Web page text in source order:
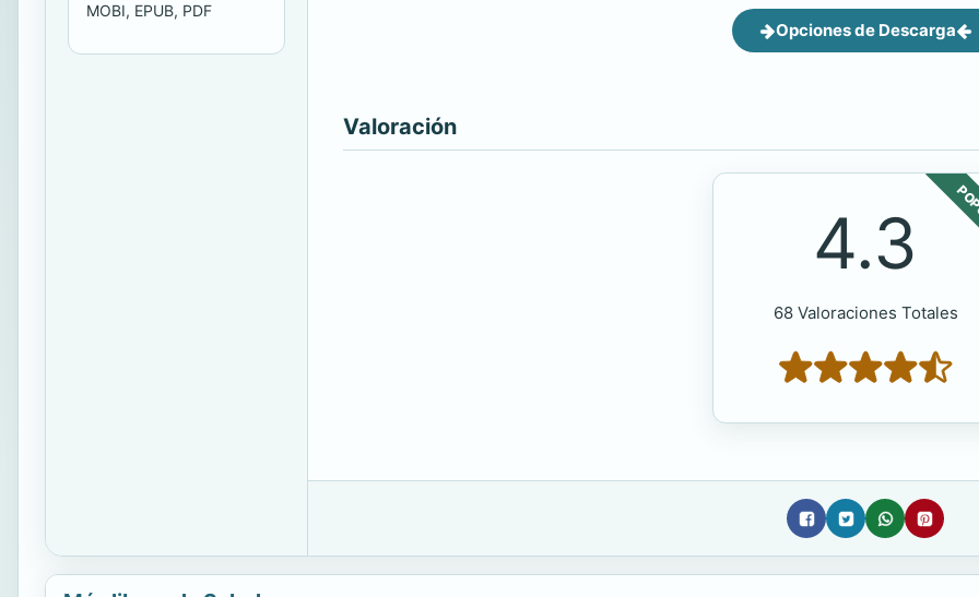
MOBI, EPUB, PDF
Opciones de Descarga
Valoración
4.3
68 Valoraciones Totales